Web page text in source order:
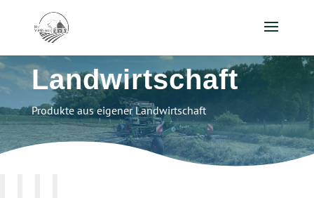
Landwirtschaft
Produkte aus eigener Landwirtschaft